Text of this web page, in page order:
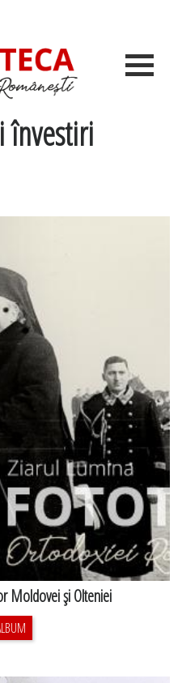
învestiri
Moldovei şi Olteniei